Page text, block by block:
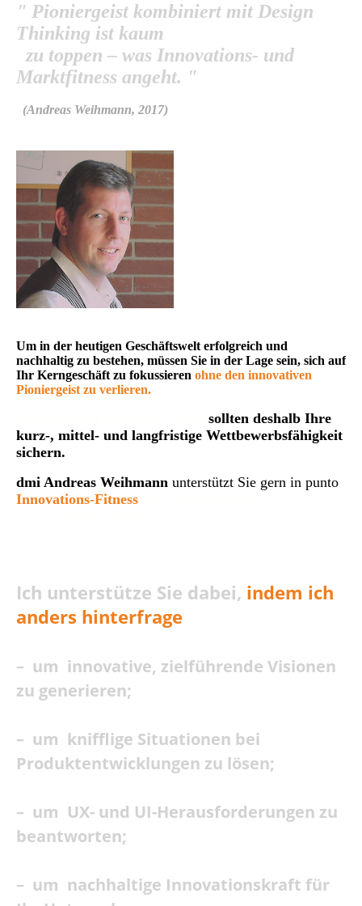
" Pioniergeist kombiniert mit Design
Thinking ist kaum
zu toppen – was Innovations- und
Marktfitness angeht. "
(Andreas Weihmann, 2017)
Um in der heutigen Geschäftswelt erfolgreich und
nachhaltig zu bestehen, müssen Sie in der Lage sein, sich auf
Ihr Kerngeschäft zu fokussieren ohne den innovativen
Pioniergeist zu verlieren.
sollten deshalb Ihre
kurz-, mittel- und langfristige Wettbewerbsfähigkeit
sichern.
dmi Andreas Weihmann unterstützt Sie gern in punto
Innovations-Fitness
Ich unterstütze Sie dabei, indem ich
anders hinterfrage
– um innovative, zielführende Visionen
zu generieren;
– um knifflige Situationen bei
Produktentwicklungen zu lösen;
– um UX- und UI-Herausforderungen zu
beantworten;
– um nachhaltige Innovationskraft für